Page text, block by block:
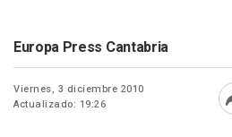
Europa Press Cantabria
Viernes, 3 diciembre 2010
Actualizado: 19:26